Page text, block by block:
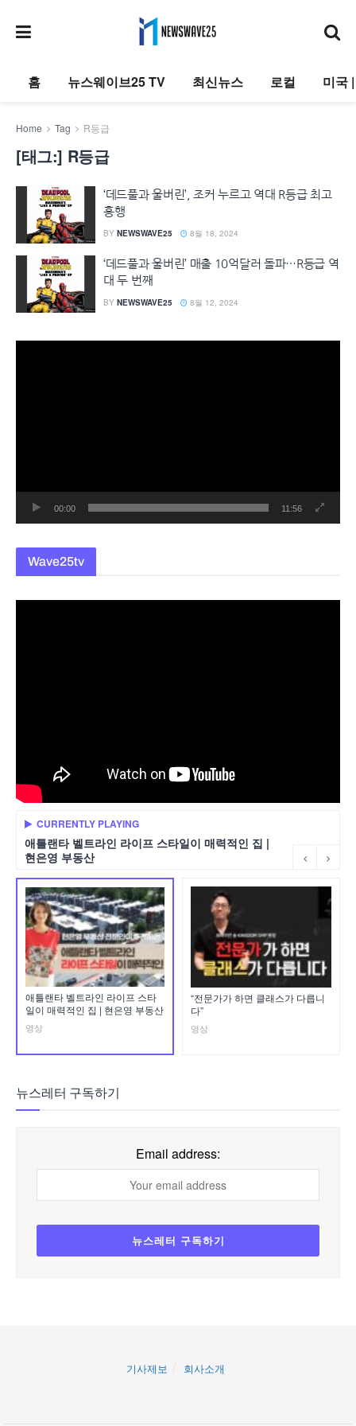
홈 뉴스웨이브25 TV 최신뉴스 로컬 미국
Home Tag R등급
[태그:] R등급
‘데드풀과 울버린’, 조커 누르고 역대 R등급 최고
흥행
BY NEWSWAVE25 8월 18, 2024
‘데드풀과 울버린’ 매출 10억달러 돌파…R등급 역
대 두 번째
BY NEWSWAVE25 8월 12, 2024
00:00 11:56
Wave25tv
CURRENTLY PLAYING
애틀랜타 벨트라인 라이프 스타일이 매력적인 집 |
현은영 부동산
애틀랜타 벨트라인 라이프 스타
일이 매력적인 집 | 현은영 부동산
영상
“전문가가 하면 클래스가 다릅니
다”
영상
뉴스레터 구독하기
Email address:
기사제보 회사소개